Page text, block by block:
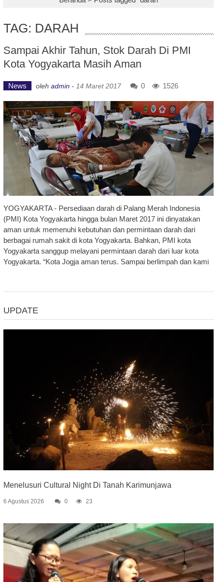
TAG: DARAH
Sampai Akhir Tahun, Stok Darah Di PMI
Kota Yogyakarta Masih Aman
News oleh admin - 14 Maret 2017 0 1526
YOGYAKARTA - Persediaan darah di Palang Merah Indonesia
(PMI) Kota Yogyakarta hingga bulan Maret 2017 ini dinyatakan
aman untuk memenuhi kebutuhan dan permintaan darah dari
berbagai rumah sakit di kota Yogyakarta. Bahkan, PMI kota
Yogyakarta sanggup melayani permintaan darah dari luar kota
Yogyakarta. “Kota Jogja aman terus. Sampai berlimpah dan kami
UPDATE
Menelusuri Cultural Night Di Tanah Karimunjawa
6 Agustus 2026 0 23